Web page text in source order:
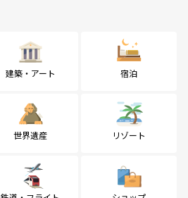
建築・アート 宿泊
世界遺産 リゾート